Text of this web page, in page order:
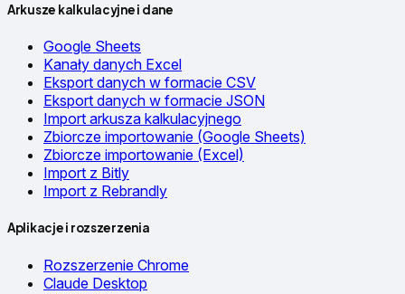
Arkusze kalkulacyjne i dane
Google Sheets
Kanały danych Excel
Eksport danych w formacie CSV
Eksport danych w formacie JSON
Import arkusza kalkulacyjnego
Zbiorcze importowanie (Google Sheets)
Zbiorcze importowanie (Excel)
Import z Bitly
Import z Rebrandly
Aplikacje i rozszerzenia
Rozszerzenie Chrome
Claude Desktop